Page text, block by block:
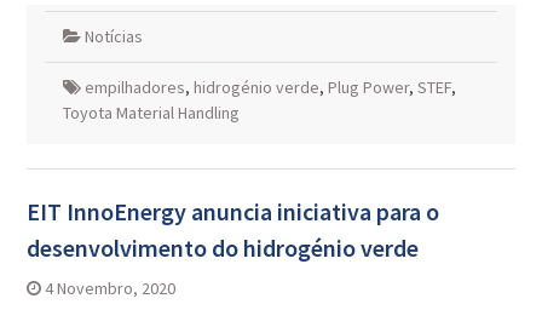
Notícias
empilhadores, hidrogénio verde, Plug Power, STEF,
Toyota Material Handling
EIT InnoEnergy anuncia iniciativa para o
desenvolvimento do hidrogénio verde
4 Novembro, 2020